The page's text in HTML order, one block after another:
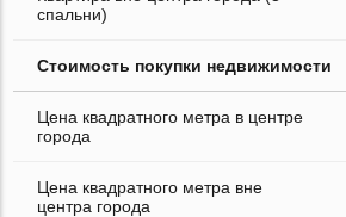
спальни)
Стоимость покупки недвижимости
Цена квадратного метра в центре
города
Цена квадратного метра вне
центра города